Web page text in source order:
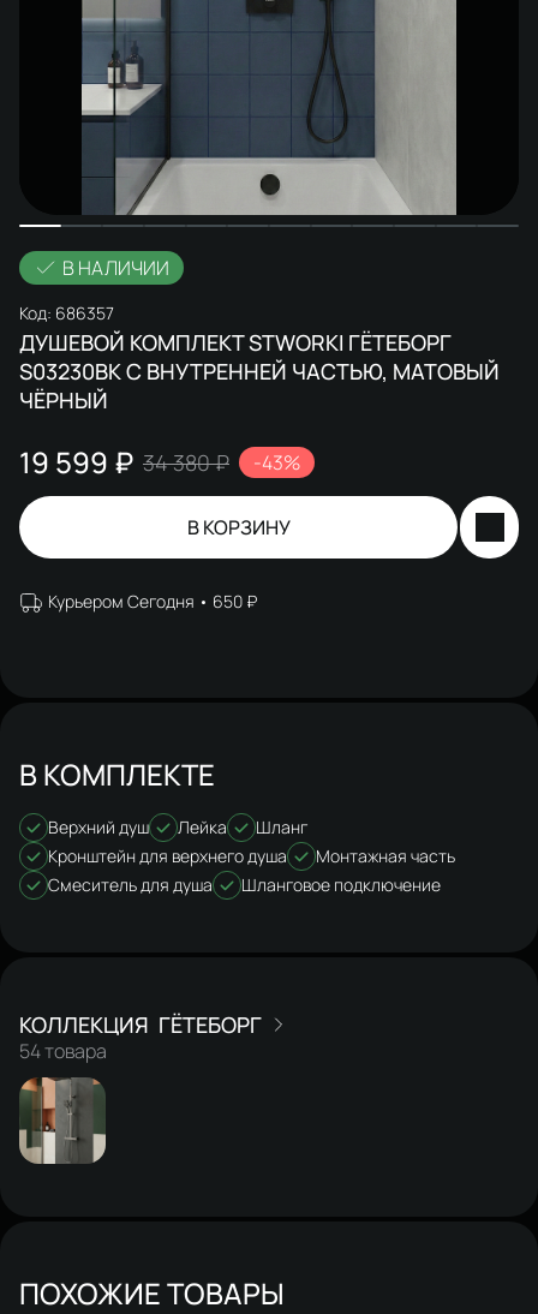
В НАЛИЧИИ
Код: 686357
ДУШЕВОЙ КОМПЛЕКТ STWORKI ГЁТЕБОРГ
S03230BK С ВНУТРЕННЕЙ ЧАСТЬЮ, МАТОВЫЙ
ЧЁРНЫЙ
19 599 ₽ 34 380 ₽ -43%
В КОРЗИНУ
Курьером Сегодня 650 ₽
В КОМПЛЕКТЕ
Верхний душ Лейка
Шланг
Кронштейн для верхнего душа
Монтажная часть
Смеситель для душа
Шланговое подключение
ГЁТЕБОРГ
54 товара
ПОХОЖИЕ ТОВАРЫ